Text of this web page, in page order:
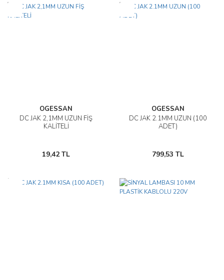
OGESSAN
DC JAK 2,1MM UZUN FİŞ
KALİTELİ
19,42 TL
OGESSAN
DC JAK 2.1MM UZUN (100
ADET)
799,53 TL